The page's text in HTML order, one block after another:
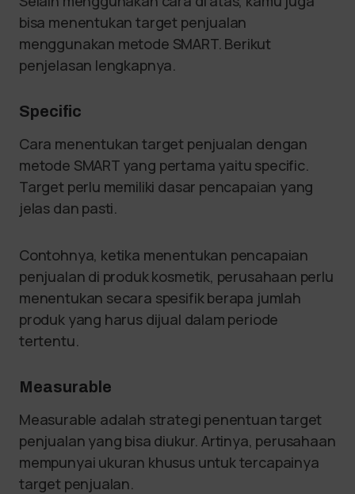
bisa menentukan target penjualan
menggunakan metode SMART. Berikut
penjelasan lengkapnya.
Specific
Cara menentukan target penjualan dengan
metode SMART yang pertama yaitu specific.
Target perlu memiliki dasar pencapaian yang
jelas dan pasti.
Contohnya, ketika menentukan pencapaian
penjualan di produk kosmetik, perusahaan perlu
menentukan secara spesifik berapa jumlah
produk yang harus dijual dalam periode
tertentu.
Measurable
Measurable adalah strategi penentuan target
penjualan yang bisa diukur. Artinya, perusahaan
mempunyai ukuran khusus untuk tercapainya
target penjualan.